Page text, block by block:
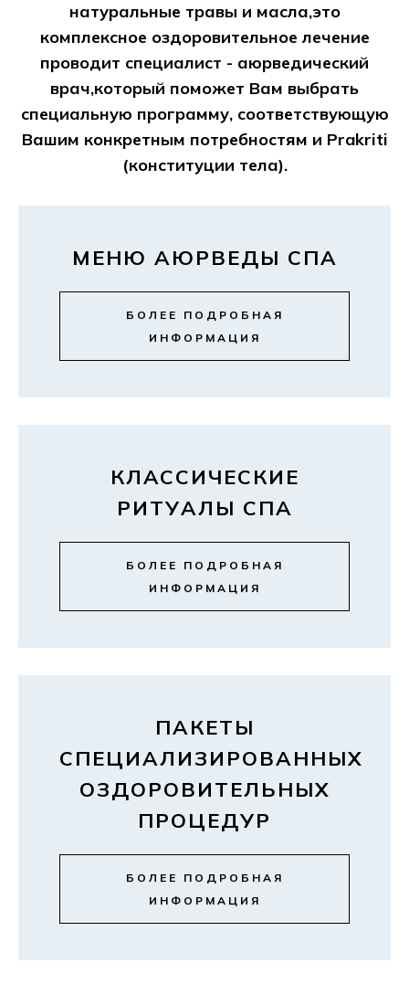
натуральные травы и масла,это
комплексное оздоровительное лечение
проводит специалист - аюрведический
врач,который поможет Вам выбрать
специальную программу, соответствующую
Вашим конкретным потребностям и Prakriti
(конституции тела).
МЕНЮ АЮРВЕДЫ СПА
БОЛЕЕ ПОДРОБНАЯ
ИНФОРМАЦИЯ
КЛАССИЧЕСКИЕ
РИТУАЛЫ СПА
БОЛЕЕ ПОДРОБНАЯ
ИНФОРМАЦИЯ
ПАКЕТЫ
СПЕЦИАЛИЗИРОВАННЫХ
ОЗДОРОВИТЕЛЬНЫХ
ПРОЦЕДУР
БОЛЕЕ ПОДРОБНАЯ
ИНФОРМАЦИЯ